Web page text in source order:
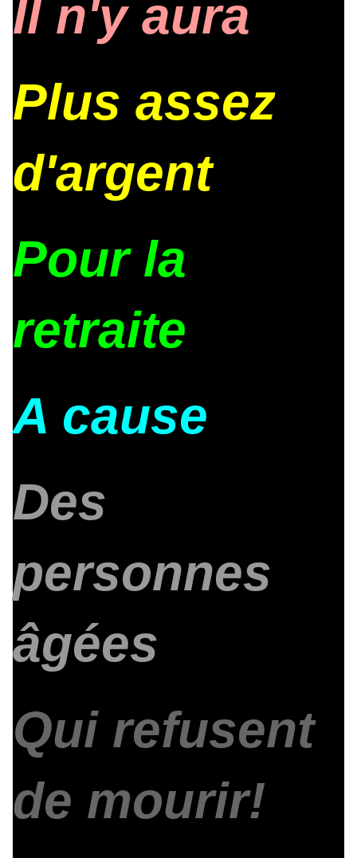
Il n'y aura
Plus assez
d'argent
Pour la
retraite
A cause
Des
personnes
âgées
Qui refusent
de mourir!